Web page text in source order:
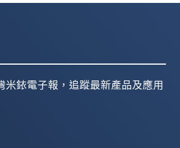
米銥電子報，追蹤最新產品及應用